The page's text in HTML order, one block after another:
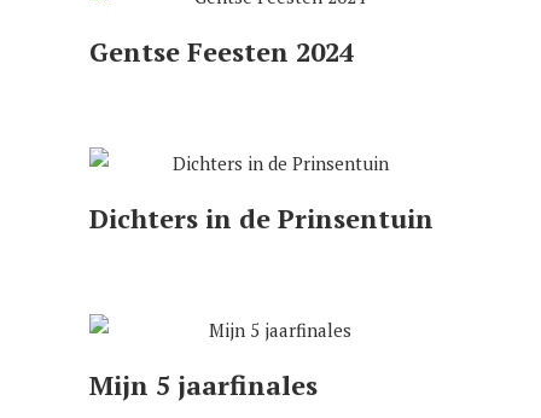
Gentse Feesten 2024
Dichters in de Prinsentuin
Mijn 5 jaarfinales